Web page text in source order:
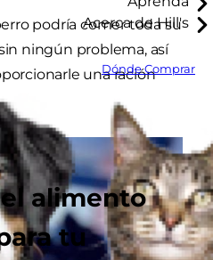
Acerca de Hill's
Dónde Comprar
alimento
tu
podría comer toda su
ningún problema, así
una ración